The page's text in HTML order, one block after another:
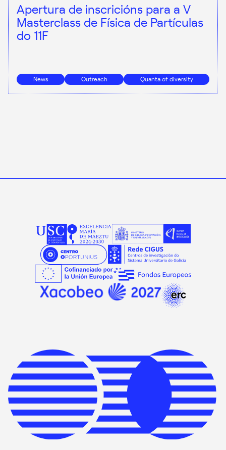
Apertura de inscricións para a V
Masterclass de Física de Partículas
do 11F
News Outreach Quanta of diversity